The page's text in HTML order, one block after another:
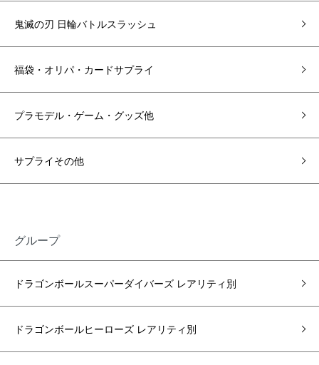
鬼滅の刃 日輪バトルスラッシュ
福袋・オリパ・カードサプライ
プラモデル・ゲーム・グッズ他
サプライその他
グループ
ドラゴンボールスーパーダイバーズ レアリティ別
ドラゴンボールヒーローズ レアリティ別